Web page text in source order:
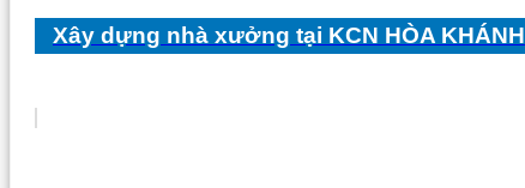
Xây dựng nhà xưởng tại KCN HÒA KHÁNH